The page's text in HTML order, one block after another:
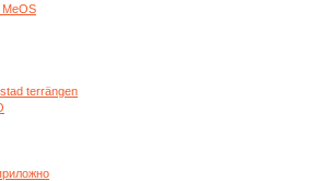
MeOS
terrängen